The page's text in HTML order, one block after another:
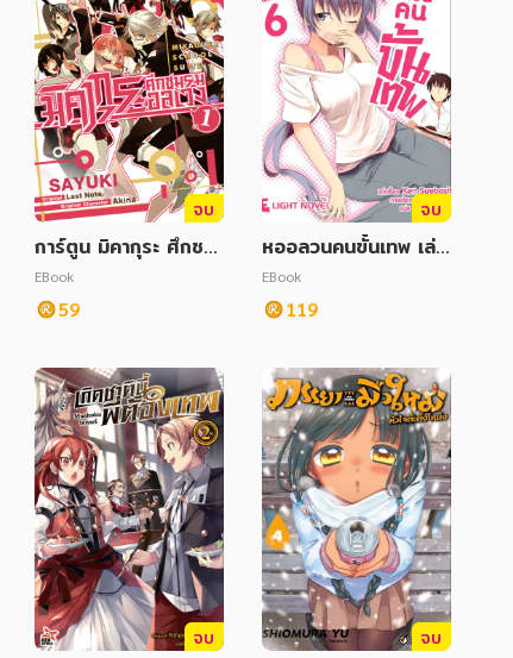
จบ
การ์ตูน มิคากุระ ศึกชม
รมอลเวง เล่ม 1
EBook
59
จบ
หออลวนคนขั้นเทพ เล่ม
6
EBook
119
จบ จบ